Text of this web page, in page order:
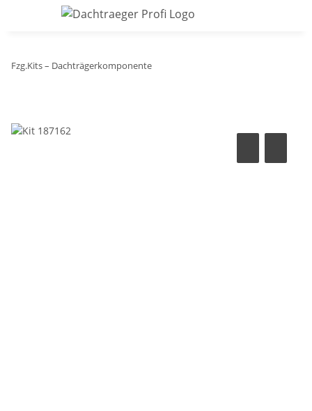
Fzg.Kits – Dachträgerkomponente